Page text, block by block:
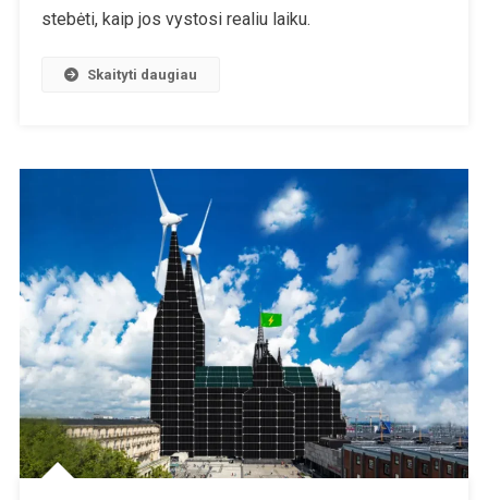
Nusikaltėlių
Inscenizacija
stebėti, kaip jos vystosi realiu laiku.
Skaityti daugiau